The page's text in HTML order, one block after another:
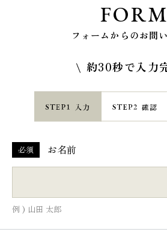
FORM
フォームからのお問
約30秒で入力
必須 お名前
例 ) 山田 太郎